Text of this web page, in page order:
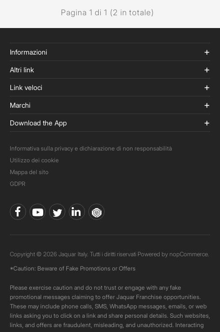
Pagina 1 di 1 (2 in totale)
Informazioni
Altri link
Link veloci
Marchi
Download the App
Informativa sulla privacy e dichiarazione di non responsabilità
Utilizzo dei cookie
Mappa del sito
GDPR
Copyright © 2026 Jaquar Italy. Tutti i diritti riservati Powered by nopCommerce.
*Caution: Beware of Fake Promotions or Offers
Please exercise caution and do not trust or engage with any fake
promotional messages claiming to offer Jaquar Franchise opportunities.
These may include phone calls, SMS, WhatsApp messages, emails, or web
links asking you to click on a link and share personal details. Such websites,
links, and offers are fraudulent, misleading, and unauthorized. Interacting